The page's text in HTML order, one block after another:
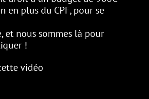
en plus du CPF,pour se
et nous sommes là pour
!
vidéo